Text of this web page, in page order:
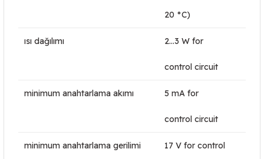
20 °C)
ısı dağılımı 2…3 W for
control circuit
minimum anahtarlama akımı 5 mA for
control circuit
minimum anahtarlama gerilimi 17 V for control